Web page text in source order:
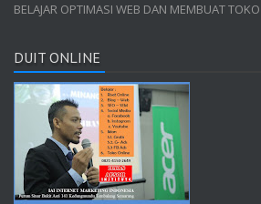
BELAJAR OPTIMASI WEB DAN MEMBUAT
DUIT ONLINE